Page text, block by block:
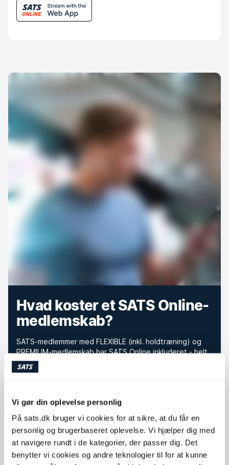
Vi gør din oplevelse personlig
På sats.dk bruger vi cookies for at sikre, at du får en
personlig og brugerbaseret oplevelse. Vi hjælper dig med
at navigere rundt i de kategorier, der passer dig. Det
benytter vi cookies og andre teknologier til for at kunne
Hvad koster et SATS Online-
medlemskab?
SATS-medlemmer med FLEXIBLE (inkl. holdtræning) og
PREMIUM-medlemskab har SATS Online inkluderet - helt
gratis.
Prøv vores App gratis i 14 dage!* 199 kr. om måneden
efter den gratis prøveperiode.
*Tilbuddet gælder kun for nye medlemmer, som ikke
tidligere har brugt deres prøveperiode. Uden binding.
Kom igang